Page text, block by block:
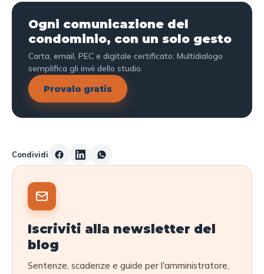
Ogni comunicazione del
condominio, con un solo gesto
Carta, email, PEC e digitale certificato: Multidialogo
semplifica gli invii dello studio.
Provalo gratis
Condividi
Iscriviti alla newsletter del
blog
Sentenze, scadenze e guide per l'amministratore,